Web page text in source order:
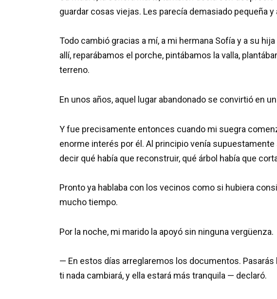
guardar cosas viejas. Les parecía demasiado pequeña y
Todo cambió gracias a mí, a mi hermana Sofía y a su
allí, reparábamos el porche, pintábamos la valla,
terreno.
En unos años, aquel lugar abandonado se convirtió en
Y fue precisamente entonces cuando mi suegra
enorme interés por él. Al principio venía
decir qué había que reconstruir, qué árbol había que
Pronto ya hablaba con los vecinos como si hubiera
mucho tiempo.
Por la noche, mi marido la apoyó sin ninguna vergüenza.
— En estos días arreglaremos los documentos. Pasarás
ti nada cambiará, y ella estará más tranquila — declaró.